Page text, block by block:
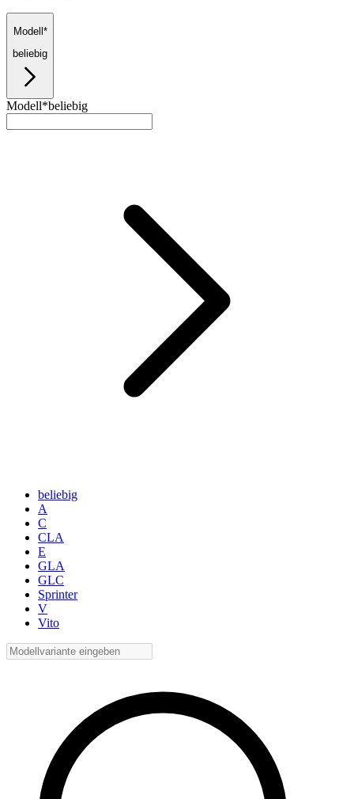
Modell*
beliebig
Modell*beliebig
beliebig
A
C
CLA
E
GLA
GLC
Sprinter
V
Vito